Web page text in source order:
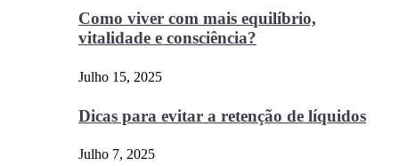
Como viver com mais equilíbrio,
vitalidade e consciência?
Julho 15, 2025
Dicas para evitar a retenção de líquidos
Julho 7, 2025